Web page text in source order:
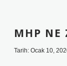
MHP NE
Tarih: Ocak 10,